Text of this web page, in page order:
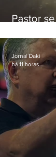
Pastor
Jornal Daki
há 11 horas